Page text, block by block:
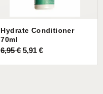
Hydrate Conditioner
70ml
6,95€ Ursprünglicher
5,91€